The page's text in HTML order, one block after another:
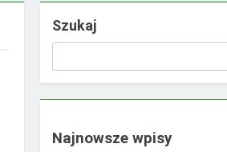
Szukaj
Najnowsze wpisy